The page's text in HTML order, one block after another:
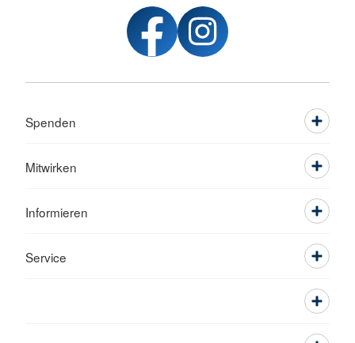
Spenden
Mitwirken
Informieren
Service